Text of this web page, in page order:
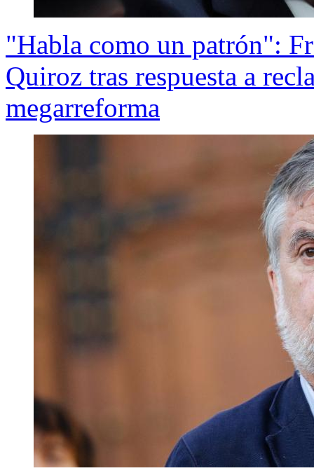
"Habla como un patrón":
Quiroz tras respuesta a
megarreforma